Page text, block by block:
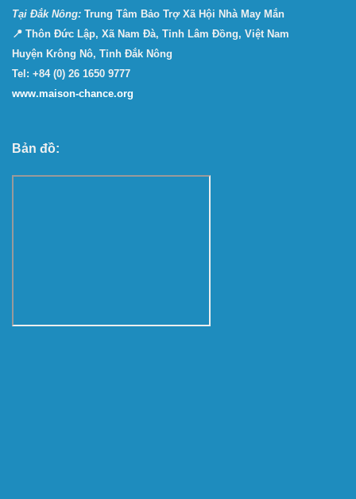
Tại Ðắk Nông: Trung Tâm Bảo Trợ Xã Hội Nhà May Mắn
📍 Thôn Đức Lập, Xã Nam Đà, Tỉnh Lâm Đồng, Việt Nam
Huyện Krông Nô, Tỉnh Đắk Nông
Tel: +84 (0) 26 1650 9777
www.maison-chance.org
Bản đồ: